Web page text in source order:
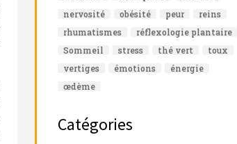
nervosité
obésité peur
reins
rhumatismes
réflexologie plantaire
Sommeil
stress thé vert
toux
vertiges
émotions
énergie
œdème
Catégories